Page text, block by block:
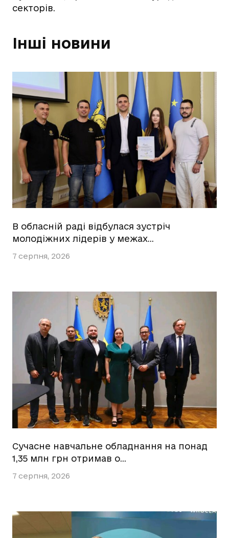
секторів.
Інші новини
В обласній раді відбулася зустріч
молодіжних лідерів у межах…
7 серпня, 2026
Сучасне навчальне обладнання на понад
1,35 млн грн отримав о…
7 серпня, 2026